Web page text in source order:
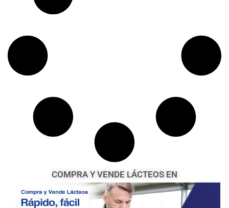
COMPRA Y VENDE LÁCTEOS EN